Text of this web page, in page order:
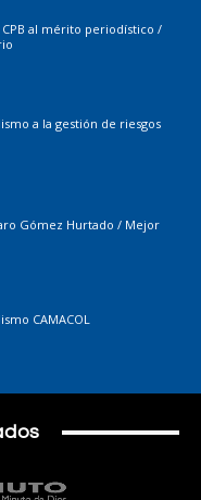
al mérito periodístico /
a la gestión de riesgos
Gómez Hurtado / Mejor
CAMACOL